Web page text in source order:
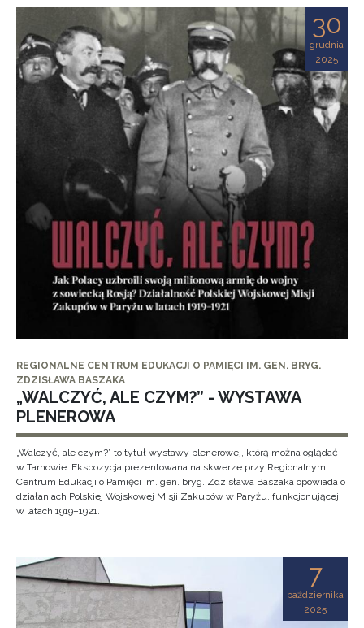
30
grudnia
2025
REGIONALNE CENTRUM EDUKACJI O PAMIĘCI IM. GEN. BRYG.
ZDZISŁAWA BASZAKA
„WALCZYĆ, ALE CZYM?” - WYSTAWA
PLENEROWA
„Walczyć, ale czym?” to tytuł wystawy plenerowej, którą można oglądać
w Tarnowie. Ekspozycja prezentowana na skwerze przy Regionalnym
Centrum Edukacji o Pamięci im. gen. bryg. Zdzisława Baszaka opowiada o
działaniach Polskiej Wojskowej Misji Zakupów w Paryżu, funkcjonującej
w latach 1919–1921.
7
października
2025